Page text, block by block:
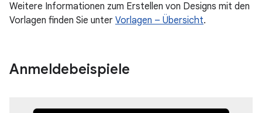
Weitere Informationen zum Erstellen von Designs mit den
Vorlagen finden Sie unter Vorlagen – Übersicht.
Anmeldebeispiele